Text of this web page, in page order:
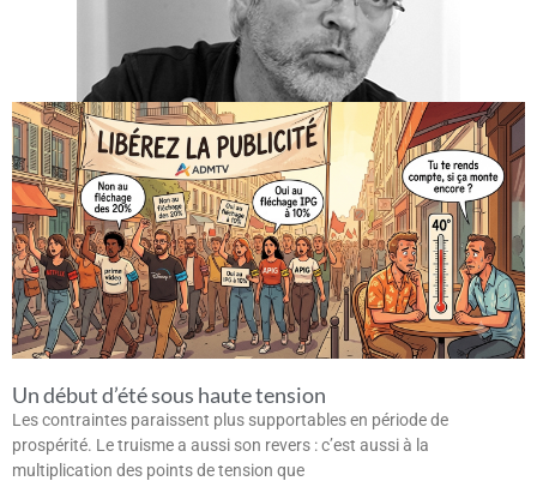
Un début d’été sous haute tension
Les contraintes paraissent plus supportables en période de
prospérité. Le truisme a aussi son revers : c’est aussi à la
multiplication des points de tension que